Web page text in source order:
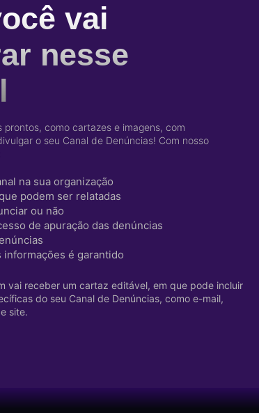
vai
nesse
prontos, como cartazes e imagens, com
o seu Canal de Denúncias! Com nosso
na sua organização
podem ser relatadas
ou não
de apuração das denúncias
informações é garantido
vai receber um cartaz editável, em que pode incluir
do seu Canal de Denúncias, como e-mail,
site.